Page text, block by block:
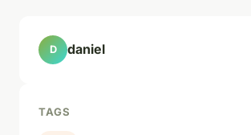
D daniel
TAGS